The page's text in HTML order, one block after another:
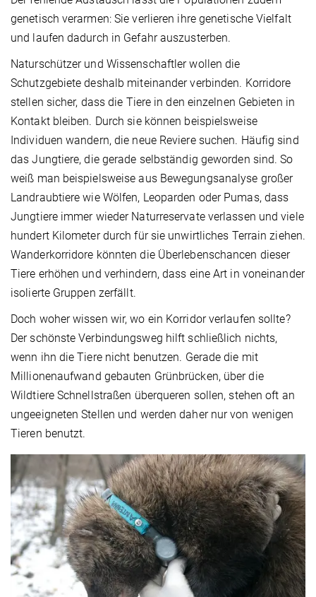
genetisch verarmen: Sie verlieren ihre genetische Vielfalt
und laufen dadurch in Gefahr auszusterben.
Naturschützer und Wissenschaftler wollen die
Schutzgebiete deshalb miteinander verbinden. Korridore
stellen sicher, dass die Tiere in den einzelnen Gebieten in
Kontakt bleiben. Durch sie können beispielsweise
Individuen wandern, die neue Reviere suchen. Häufig sind
das Jungtiere, die gerade selbständig geworden sind. So
weiß man beispielsweise aus Bewegungsanalyse großer
Landraubtiere wie Wölfen, Leoparden oder Pumas, dass
Jungtiere immer wieder Naturreservate verlassen und viele
hundert Kilometer durch für sie unwirtliches Terrain ziehen.
Wanderkorridore könnten die Überlebenschancen dieser
Tiere erhöhen und verhindern, dass eine Art in voneinander
isolierte Gruppen zerfällt.
Doch woher wissen wir, wo ein Korridor verlaufen sollte?
Der schönste Verbindungsweg hilft schließlich nichts,
wenn ihn die Tiere nicht benutzen. Gerade die mit
Millionenaufwand gebauten Grünbrücken, über die
Wildtiere Schnellstraßen überqueren sollen, stehen oft an
ungeeigneten Stellen und werden daher nur von wenigen
Tieren benutzt.